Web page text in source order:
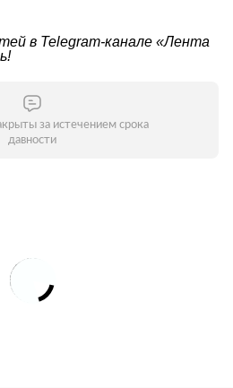
в Telegram-канале «Лента
за истечением срока
давности